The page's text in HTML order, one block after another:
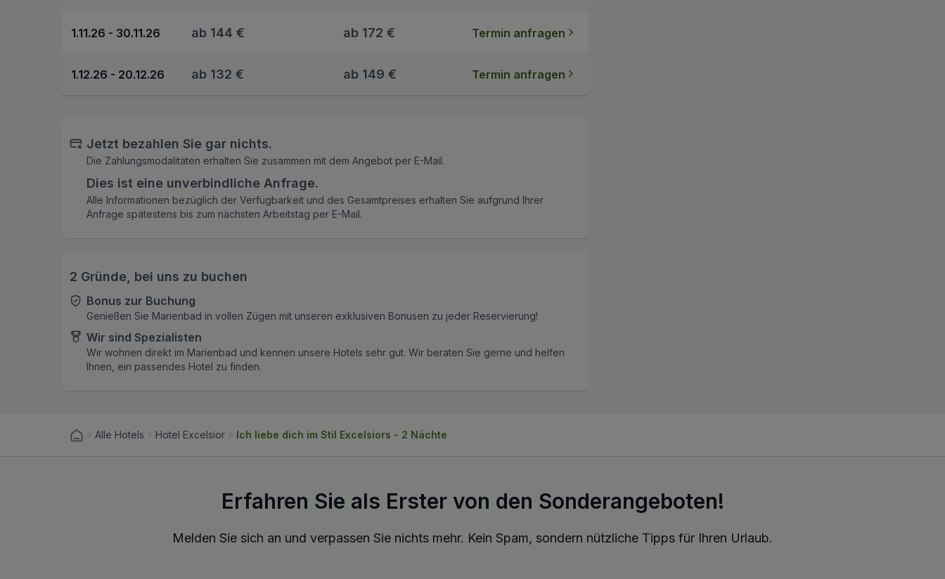
1.11.26 - 30.11.26 ab 144 € ab 172 € Termin anfragen
1.12.26 - 20.12.26 ab 132 € ab 149 € Termin anfragen
Jetzt bezahlen Sie gar nichts.
Die Zahlungsmodalitäten erhalten Sie zusammen mit dem Angebot per E-Mail.
Dies ist eine unverbindliche Anfrage.
Alle Informationen bezüglich der Verfügbarkeit und des Gesamtpreises erhalten Sie aufgrund Ihrer
Anfrage spätestens bis zum nächsten Arbeitstag per E-Mail.
2 Gründe, bei uns zu buchen
Bonus zur Buchung
Genießen Sie Marienbad in vollen Zügen mit unseren exklusiven Bonusen zu jeder Reservierung!
Wir sind Spezialisten
Wir wohnen direkt im Marienbad und kennen unsere Hotels sehr gut. Wir beraten Sie gerne und helfen
Ihnen, ein passendes Hotel zu finden.
Alle Hotels Hotel Excelsior Ich liebe dich im Stil Excelsiors - 2 Nächte
Erfahren Sie als Erster von den Sonderangeboten!
Melden Sie sich an und verpassen Sie nichts mehr. Kein Spam, sondern nützliche Tipps für Ihren Urlaub.